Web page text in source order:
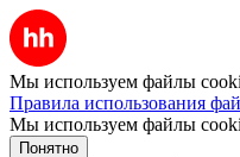
Мы используем файлы
Правила использования
Мы используем файлы
Понятно